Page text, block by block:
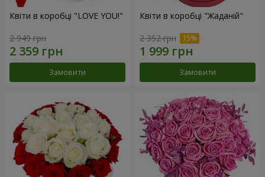
Квіти в коробці "LOVE YOU!"
2 949 грн
Замовити
Квіти в коробці "Жаданій"
2 352 грн
Замовити